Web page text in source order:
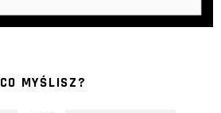
CO MYŚLISZ?